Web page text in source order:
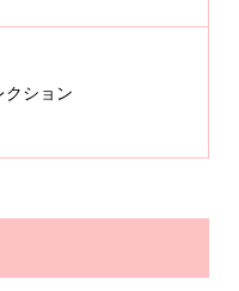
クション